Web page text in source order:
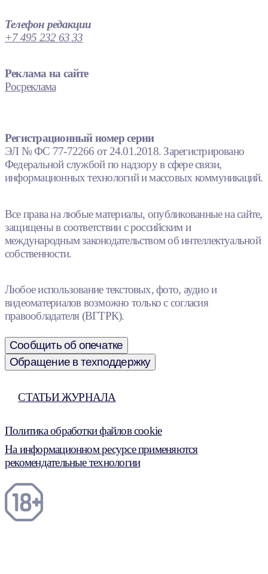
Телефон редакции
+7 495 232 63 33
Реклама на сайте
Росреклама
Регистрационный номер серии
ЭЛ № ФС 77-72266 от 24.01.2018. Зарегистрировано
Федеральной службой по надзору в сфере связи,
информационных технологий и массовых коммуникаций.
Все права на любые материалы, опубликованные на сайте,
защищены в соответствии с российским и
международным законодательством об интеллектуальной
собственности.
Любое использование текстовых, фото, аудио и
видеоматериалов возможно только с согласия
правообладателя (ВГТРК).
Сообщить об опечатке
Обращение в техподдержку
СТАТЬИ ЖУРНАЛА
Политика обработки файлов cookie
На информационном ресурсе применяются
рекомендательные технологии